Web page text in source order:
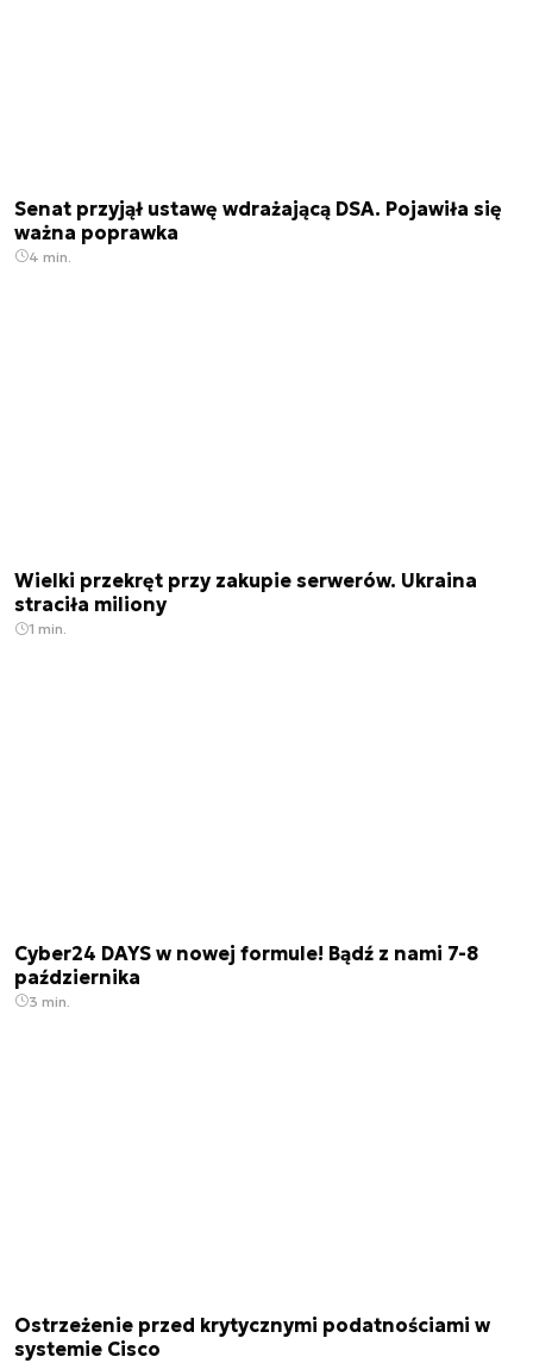
Senat przyjął ustawę wdrażającą DSA. Pojawiła się
ważna poprawka
4 min.
Wielki przekręt przy zakupie serwerów. Ukraina
straciła miliony
1 min.
Cyber24 DAYS w nowej formule! Bądź z nami 7-8
października
3 min.
Ostrzeżenie przed krytycznymi podatnościami w
systemie Cisco